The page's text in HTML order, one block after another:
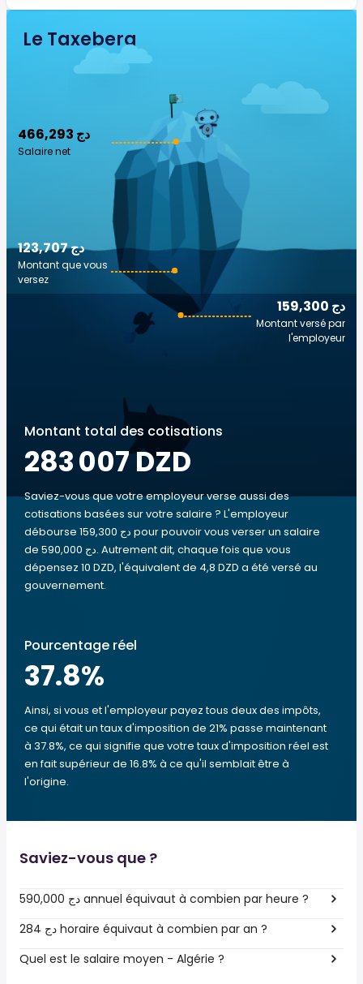
Le Taxeberg
466,293 دج
Salaire net
159,300 دج
Montant versé par
l'employeur
123,707 دج
Montant que vous
versez
Montant total des cotisations
283 007 DZD
Saviez-vous que votre employeur verse aussi des
cotisations basées sur votre salaire ? L'employeur
débourse 159,300 دج pour pouvoir vous verser un salaire
de 590,000 دج. Autrement dit, chaque fois que vous
dépensez 10 DZD, l'équivalent de 4,8 DZD a été versé au
gouvernement.
Pourcentage réel
37.8%
Ainsi, si vous et l'employeur payez tous deux des impôts,
ce qui était un taux d'imposition de 21% passe maintenant
à 37.8%, ce qui signifie que votre taux d'imposition réel est
en fait supérieur de 16.8% à ce qu'il semblait être à
l'origine.
Saviez-vous que ?
590,000 دج annuel équivaut à combien par heure ?
284 دج horaire équivaut à combien par an ?
Quel est le salaire moyen - Algérie ?